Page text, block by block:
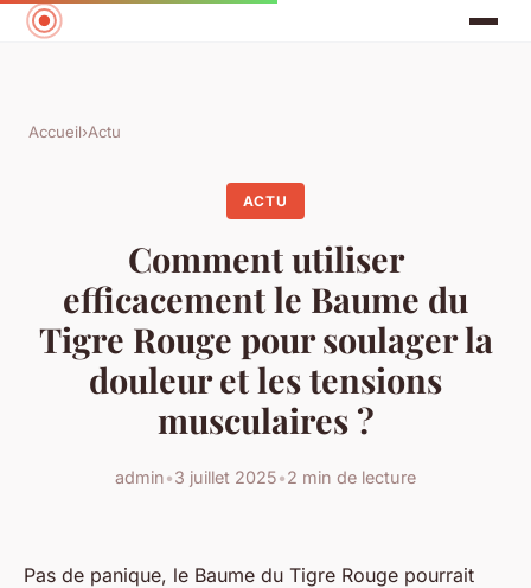
Accueil›Actu
ACTU
Comment utiliser
efficacement le Baume du
Tigre Rouge pour soulager la
douleur et les tensions
musculaires ?
admin•3 juillet 2025•2 min de lecture
Pas de panique, le Baume du Tigre Rouge pourrait